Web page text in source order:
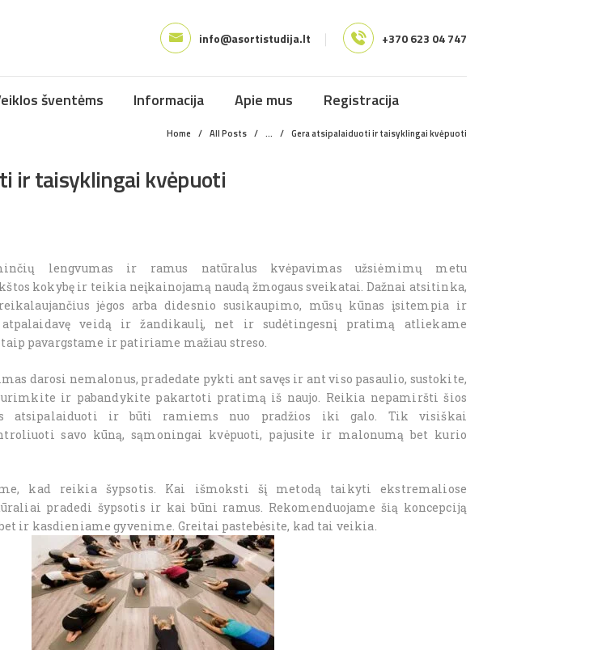
info@asortistudija.lt +370 623 04 747
šventėms Informacija Apie mus Registracija
Home All Posts ... Gera atsipalaiduoti ir taisyklingai kvėpuoti
STUDIJA
ir taisyklingai kvėpuoti
lengvumas ir ramus natūralus kvėpavimas užsiėmimų metu
kokybę ir teikia neįkainojamą naudą žmogaus sveikatai. Dažnai atsitinka,
jėgos arba didesnio susikaupimo, mūsų kūnas įsitempia ir
atpalaidavę veidą ir žandikaulį, net ir sudėtingesnį pratimą atliekame
pavargstame ir patiriame mažiau streso.
darosi nemalonus, pradedate pykti ant savęs ir ant viso pasaulio, sustokite,
ir pabandykite pakartoti pratimą iš naujo. Reikia nepamiršti šios
atsipalaiduoti ir būti ramiems nuo pradžios iki galo. Tik visiškai
savo kūną, sąmoningai kvėpuoti, pajusite ir malonumą bet kurio
kad reikia šypsotis. Kai išmoksti šį metodą taikyti ekstremaliose
pradedi šypsotis ir kai būni ramus. Rekomenduojame šią koncepciją
ir kasdieniame gyvenime. Greitai pastebėsite, kad tai veikia.